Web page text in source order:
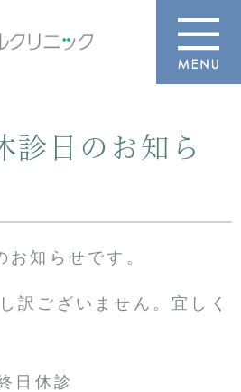
診日のお知ら
知らせです。
訳ございません。宜しく
日休診